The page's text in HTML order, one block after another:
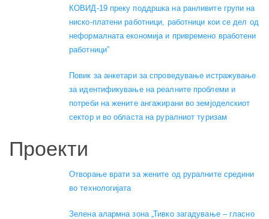
КОВИД-19 преку поддршка на ранливите групи на
ниско-платени работници, работници кои се дел од
неформалната економија и привремено вработени
работници”
Повик за анкетари за спроведување истражување
за идентификување на реалните проблеми и
потреби на жените ангажирани во земјоделскиот
сектор и во областа на руралниот туризам
Проекти
Отворање врати за жените од руралните средини
во технологијата
Зелена алармна зона „Тивко загадување – гласно